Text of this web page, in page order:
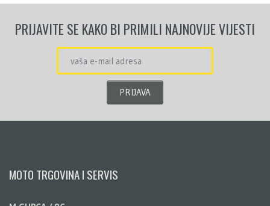
PRIJAVITE SE KAKO BI PRIMILI NAJNOVIJE VIJESTI
MOTO TRGOVINA I SERVIS